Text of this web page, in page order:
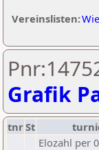
Vereinslisten:
Grafik
tnrSt
Elozahl per